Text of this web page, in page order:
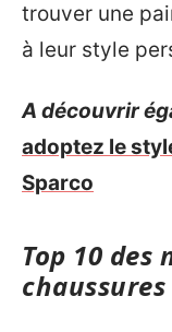
trouver une
à leur style
A découvrir
adoptez le
Sparco
Top 10 des